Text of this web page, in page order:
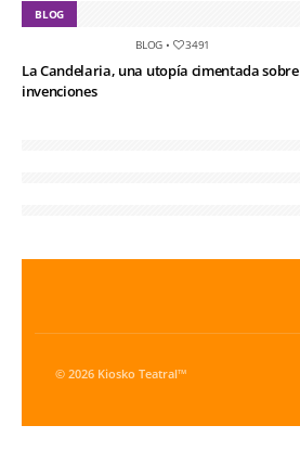
BLOG
BLOG • 3491
La Candelaria, una utopía cimentada
invenciones
© 2026 Kiosko Teatral™